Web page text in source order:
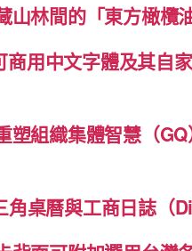
山林間的「東方橄欖油
用中文字體及其自
塑組織集體智慧（
桌曆與工商日誌（